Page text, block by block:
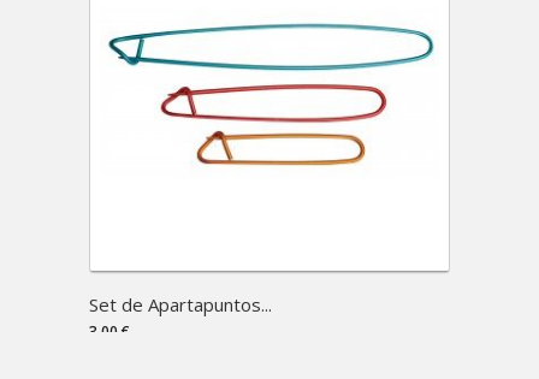
Set de Apartapuntos...
3,00 €